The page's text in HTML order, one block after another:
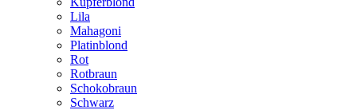
Lila
Mahagoni
Platinblond
Rot
Rotbraun
Schokobraun
Schwarz